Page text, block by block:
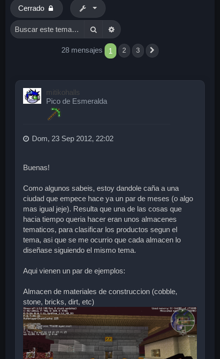
Cerrado
BuscarBúsqueda avanzada
28 mensajes 1 2 3
mitikohalls
Pico de Esmeralda
Dom, 23 Sep 2012, 22:02
Buenas!
Como algunos sabeis, estoy dandole caña a una
ciudad que empece hace ya un par de meses (o algo
mas igual jeje). Resulta que una de las cosas que
hacia tiempo queria hacer eran unos almacenes
tematicos, para clasificar los productos segun el
tema, asi que se me ocurrio que cada almacen lo
diseñase siguiendo el mismo tema.
Aqui vienen un par de ejemplos:
Almacen de materiales de construccion (cobble,
stone, bricks, dirt, etc)